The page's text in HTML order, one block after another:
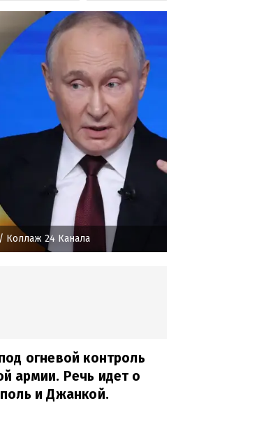
/ Коллаж 24 Канала
огневой контроль
армии. Речь идет о
и Джанкой.